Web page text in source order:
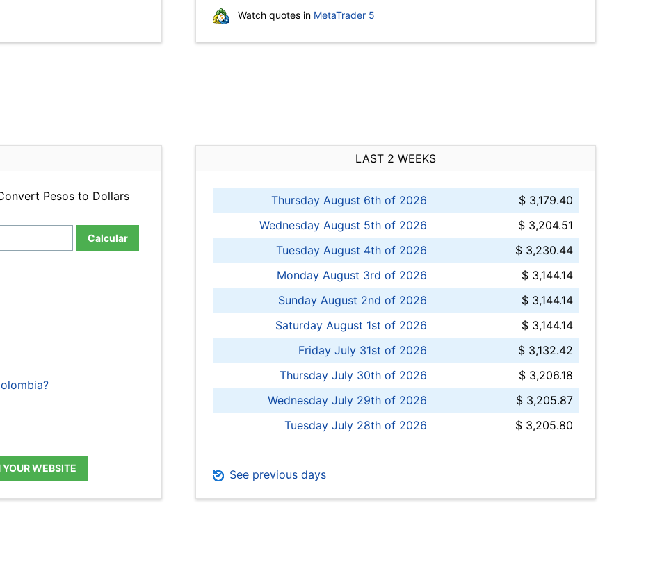
Watch quotes in MetaTrader 5
Pesos to Dollars
Calcular
WEBSITE
LAST 2 WEEKS
Thursday August 6th of 2026
$ 3,179.40
Wednesday August 5th of 2026
$ 3,204.51
Tuesday August 4th of 2026
$ 3,230.44
Monday August 3rd of 2026
$ 3,144.14
Sunday August 2nd of 2026
$ 3,144.14
Saturday August 1st of 2026
$ 3,144.14
Friday July 31st of 2026
$ 3,132.42
Thursday July 30th of 2026
$ 3,206.18
Wednesday July 29th of 2026
$ 3,205.87
Tuesday July 28th of 2026
$ 3,205.80
See previous days